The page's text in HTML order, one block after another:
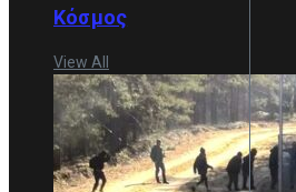
Κόσμος
View All